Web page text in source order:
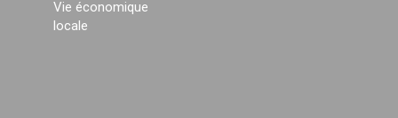
Vie économique
locale